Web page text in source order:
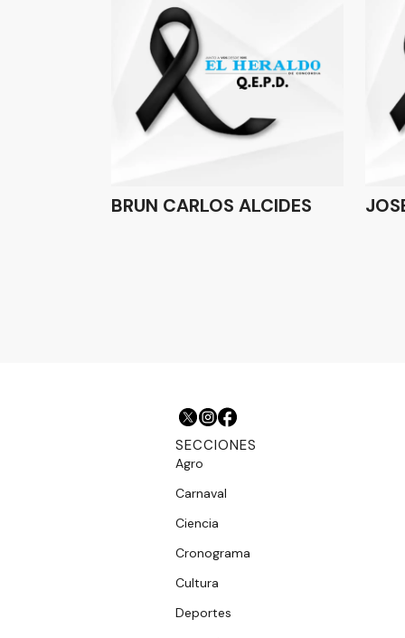
BRUN CARLOS ALCIDES
SECCIONES
Agro
Carnaval
Ciencia
Cronograma
Cultura
Deportes